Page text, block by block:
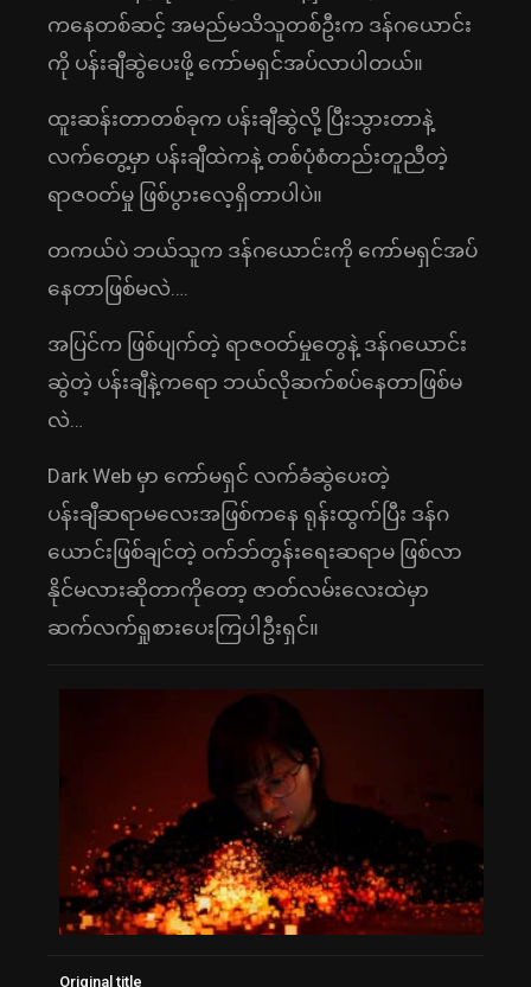
ကနေတစ်ဆင့် အမည်မသိသူတစ်ဦးက ဒန်ဂယောင်း
ကို ပန်းချီဆွဲပေးဖို့ ကော်မရှင်အပ်လာပါတယ်။
ထူးဆန်းတာတစ်ခုက ပန်းချီဆွဲလို့ ပြီးသွားတာနဲ့
လက်တွေ့မှာ ပန်းချီထဲကနဲ့ တစ်ပုံစံတည်းတူညီတဲ့
ရာဇဝတ်မှု ဖြစ်ပွားလေ့ရှိတာပါပဲ။
တကယ်ပဲ ဘယ်သူက ဒန်ဂယောင်းကို ကော်မရှင်အပ်
နေတာဖြစ်မလဲ….
အပြင်က ဖြစ်ပျက်တဲ့ ရာဇဝတ်မှုတွေနဲ့ ဒန်ဂယောင်း
ဆွဲတဲ့ ပန်းချီနဲ့ကရော ဘယ်လိုဆက်စပ်နေတာဖြစ်မ
လဲ…
Dark Web မှာ ကော်မရှင် လက်ခံဆွဲပေးတဲ့
ပန်းချီဆရာမလေးအဖြစ်ကနေ ရုန်းထွက်ပြီး ဒန်ဂ
ယောင်းဖြစ်ချင်တဲ့ ဝက်ဘ်တွန်းရေးဆရာမ ဖြစ်လာ
နိုင်မလားဆိုတာကိုတော့ ဇာတ်လမ်းလေးထဲမှာ
ဆက်လက်ရှုစားပေးကြပါဦးရှင်။
Original title